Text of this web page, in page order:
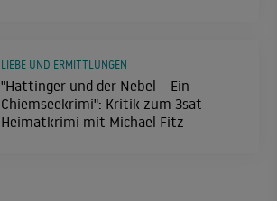
"Hattinger und der Nebel – Ein
Chiemseekrimi": Kritik zum 3sat-
Heimatkrimi mit Michael Fitz
LIEBE UND ERMITTLUNGEN